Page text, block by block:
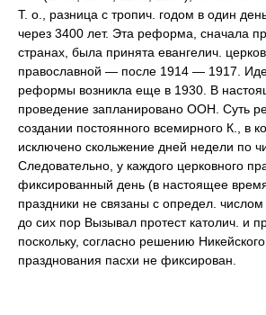
Т. о., разница с тропич. годом в один
через 3400 лет. Эта реформа, сначала
странах, была принята евангелич.
православной — после 1914 — 1917.
реформы возникла еще в 1930. В
проведение запланировано ООН. Суть
создании постоянного всемирного К., в
исключено скольжение дней недели по
Следовательно, у каждого церковного
фиксированный день (в настоящее
праздники не связаны с определ.
до сих пор Вызывал протест католич. и
поскольку, согласно решению
празднования пасхи не фиксирован.